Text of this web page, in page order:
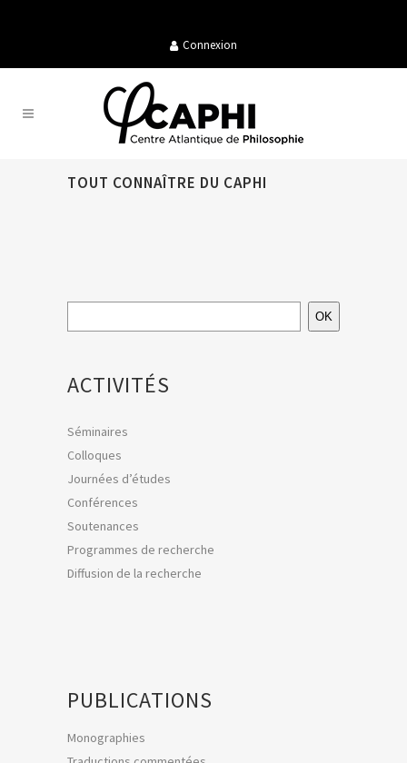
Connexion
TOUT CONNAÎTRE DU CAPHI
OK
ACTIVITÉS
Séminaires
Colloques
Journées d’études
Conférences
Soutenances
Programmes de recherche
Diffusion de la recherche
PUBLICATIONS
Monographies